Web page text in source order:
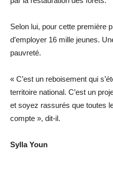
Selon lui, pour cette première
d’employer 16 mille jeunes.
pauvreté.
« C’est un reboisement qui
territoire national. C’est un
et soyez rassurés que toutes
compte », dit-il.
Sylla Youn